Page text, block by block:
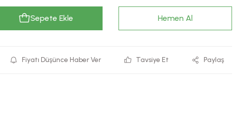
Sepete Ekle Hemen Al
Fiyatı Düşünce Haber Ver Tavsiye Et Paylaş